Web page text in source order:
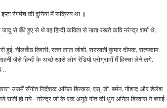
रंगमंच की दुनिया में सक्रिय था ॥
से बँधे हुए से थे वह हिन्दी कविता से नाता रखते कवि नरेन्द्र शर्मा थे.
हुई. नीलकँठ तिवारी, रतन लाल जोशी, सरस्वती कुमार दीपक, सत्यकाम
जैसे हिन्दी के अच्छे खासे लोग रेडियो प्रोग्रामोँ मेँ हिस्सा लेने लगे.
..
उसमेँ सँगीत निर्देशक अनिल बिस्वास, एस्. डी. बर्मन, नौशाद और शैलेश
हो गये - नरेन्द्र जी के एक अनूठे गीत की धुन अनिल बिस्वास ने बनाई